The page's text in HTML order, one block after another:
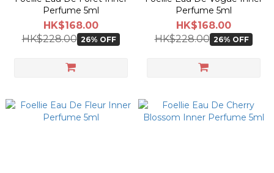
Perfume 5ml
HK$168.00
HK$228.00 26% OFF
Perfume 5ml
HK$168.00
HK$228.00 26% OFF